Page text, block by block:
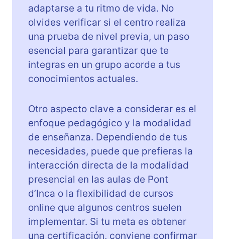
adaptarse a tu ritmo de vida. No
olvides verificar si el centro realiza
una prueba de nivel previa, un paso
esencial para garantizar que te
integras en un grupo acorde a tus
conocimientos actuales.
Otro aspecto clave a considerar es el
enfoque pedagógico y la modalidad
de enseñanza. Dependiendo de tus
necesidades, puede que prefieras la
interacción directa de la modalidad
presencial en las aulas de Pont
d’Inca o la flexibilidad de cursos
online que algunos centros suelen
implementar. Si tu meta es obtener
una certificación, conviene confirmar